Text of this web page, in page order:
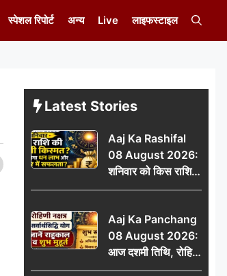
स्पेशल रिपोर्ट अन्य Live लाइफस्टाइल
Latest Stories
Aaj Ka Rashifal
08 August 2026:
शनिवार को किस राशि
की चमकेगी किस्मत,
और करियर में सफलता?
Aaj Ka Panchang
08 August 2026:
आज दशमी तिथि, रोहिणी
नक्षत्र और सर्वार्थसिद्धि